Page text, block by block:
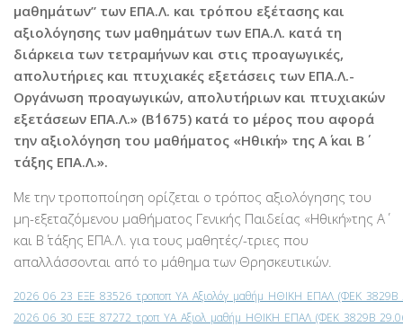
μαθημάτων” των ΕΠΑ.Λ. και τρόπου εξέτασης και
αξιολόγησης των μαθημάτων των ΕΠΑ.Λ. κατά τη
διάρκεια των τετραμήνων και στις προαγωγικές,
απολυτήριες και πτυχιακές εξετάσεις των ΕΠΑ.Λ.-
Οργάνωση προαγωγικών, απολυτήριων και πτυχιακών
εξετάσεων ΕΠΑ.Λ.» (Β΄1675) κατά το μέρος που αφορά
την αξιολόγηση του μαθήματος «Ηθική» της Α΄ και Β΄
τάξης ΕΠΑ.Λ.».
Με την τροποποίηση ορίζεται ο τρόπος αξιολόγησης του
μη-εξεταζόμενου μαθήματος Γενικής Παιδείας «Ηθική»της Α΄
και Β΄ τάξης ΕΠΑ.Λ. για τους μαθητές/-τριες που
απαλλάσσονται από το μάθημα των Θρησκευτικών.